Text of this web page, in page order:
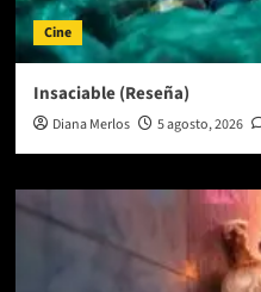
Cine
Insaciable (Reseña)
Diana Merlos 5 agosto, 2026